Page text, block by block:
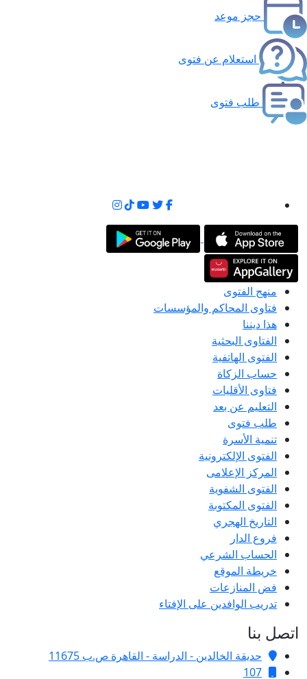
حجز موعد
استعلام عن فتوى
طلب فتوى
منهج الفتوى
فتاوى المحاكم والمؤسسات
هذا ديننا
الفتاوى البحثية
الفتوى الهاتفية
حساب الزكاة
فتاوى الأقليات
التعليم عن بعد
طلب فتوى
تنمية الأسرة
الفتوى الإلكترونية
المركز الإعلامى
الفتوى الشفوية
الفتوى المكتوبة
التاريخ الهجري
فروع الدار
الحساب الشرعي
خريطة الموقع
فض المنازعات
تدريب الوافدين على الإفتاء
اتصل بنا
حديقة الخالدين - الدراسة - القاهرة ص.ب 11675
107